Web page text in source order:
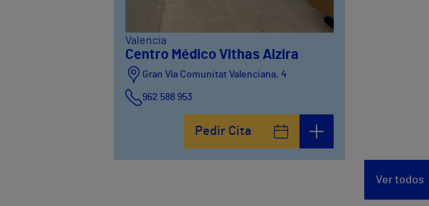
Valencia
Centro Médico Vithas Alzira
Gran Vía Comunitat Valenciana, 4
962 588 953
Pedir Cita
Ver todos